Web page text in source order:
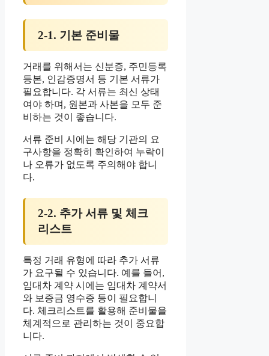
2-1. 기본 준비물
거래를 위해서는 신분증, 주민등록
등본, 인감증명서 등 기본 서류가
필요합니다. 각 서류는 최신 상태
여야 하며, 원본과 사본을 모두 준
비하는 것이 좋습니다.
서류 준비 시에는 해당 기관의 요
구사항을 정확히 확인하여 누락이
나 오류가 없도록 주의해야 합니
다.
2-2. 추가 서류 및 체크
리스트
특정 거래 유형에 따라 추가 서류
가 요구될 수 있습니다. 예를 들어,
임대차 계약 시에는 임대차 계약서
와 보증금 영수증 등이 필요합니
다. 체크리스트를 활용해 준비물을
체계적으로 관리하는 것이 중요합
니다.